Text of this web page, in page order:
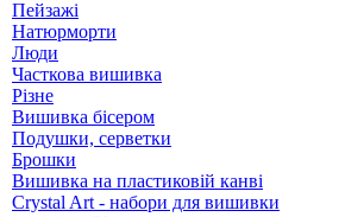
Пейзажі
Натюрморти
Люди
Часткова вишивка
Різне
Вишивка бісером
Подушки, серветки
Брошки
Вишивка на пластиковій канві
Crystal Art - набори для вишивки